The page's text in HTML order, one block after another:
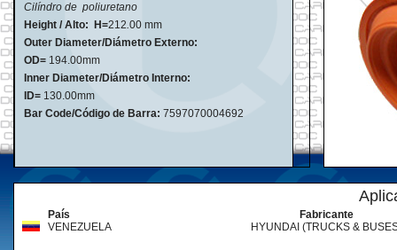
Cilíndro de poliuretano
Height / Alto:
H=212.00 mm
Outer Diameter/Diámetro Externo:
OD= 194.00mm
Inner Diameter/Diámetro Interno:
ID= 130.00mm
Bar Code/Código de Barra: 7597070004692
País
Fabricante
VENEZUELA
HYUNDAI (TRUCKS &